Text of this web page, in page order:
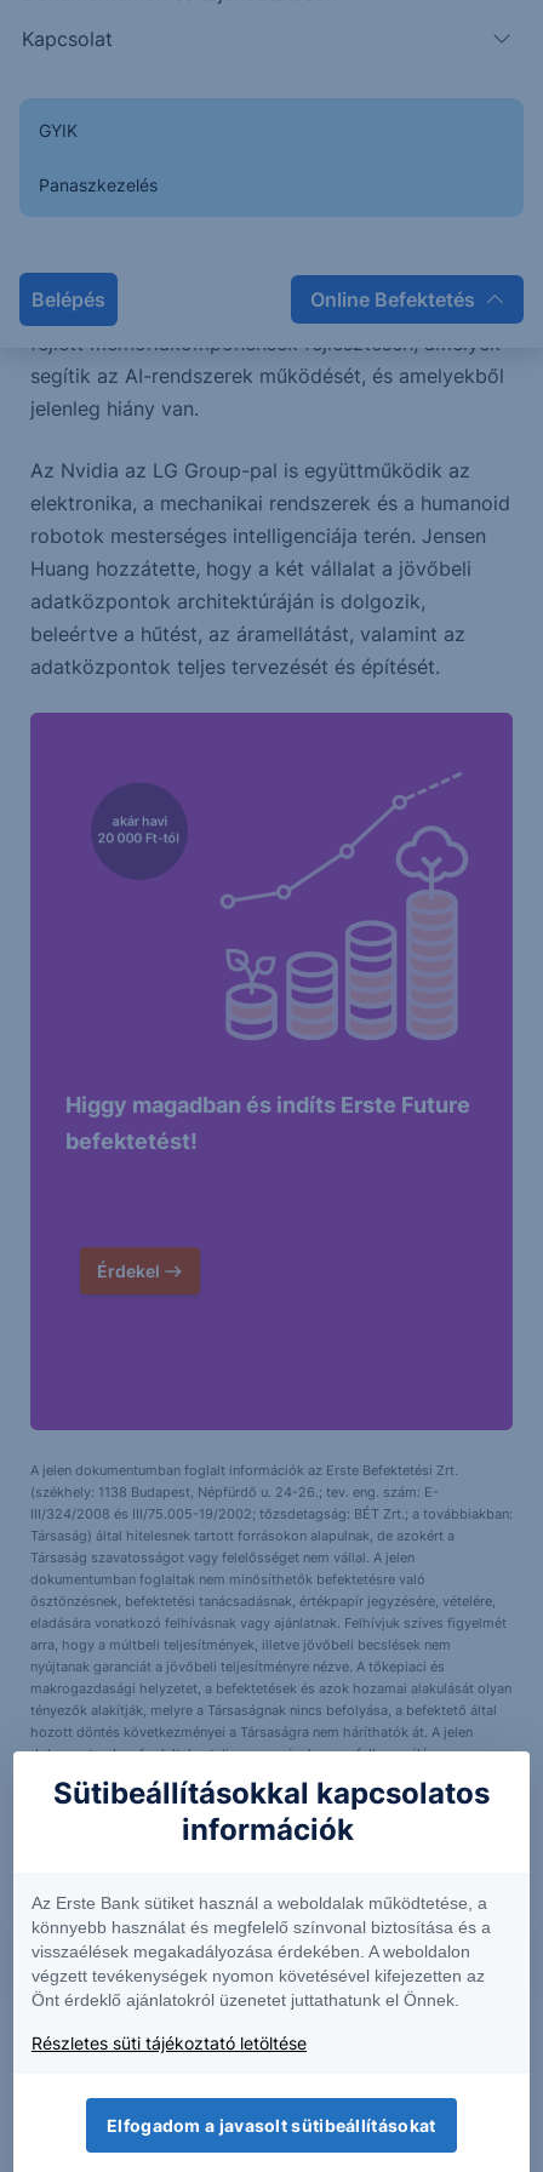
Kapcsolat
GYIK
Panaszkezelés
Belépés Online Befektetés
a Naver, valamint a Doosan konglomerátum szintén
intelligencia adatközpontok kiépítéséhez.
partnerségre lép az Nvidiával a memóriamodulok
terén. A két vállalat a jövőben együttműködik olyan
fejlett memóriakomponensek fejlesztésén, amelyek
segítik az AI-rendszerek működését, és amelyekből
jelenleg hiány van.
Az Nvidia az LG Group-pal is együttműködik az
elektronika, a mechanikai rendszerek és a humanoid
robotok mesterséges intelligenciája terén. Jensen
Huang hozzátette, hogy a két vállalat a jövőbeli
adatközpontok architektúráján is dolgozik,
beleértve a hűtést, az áramellátást, valamint az
adatközpontok teljes tervezését és építését.
Higgy magadban és indíts Erste Future
befektetést!
Érdekel
A jelen dokumentumban foglalt információk az Erste Befektetési Zrt.
(székhely: 1138 Budapest, Népfürdő u. 24-26.; tev. eng. szám: E-
III/324/2008 és III/75.005-19/2002; tőzsdetagság: BÉT Zrt.; a továbbiakban:
Társaság) által hitelesnek tartott forrásokon alapulnak, de azokért a
Társaság szavatosságot vagy felelősséget nem vállal. A jelen
dokumentumban foglaltak nem minősíthetők befektetésre való
ösztönzésnek, befektetési tanácsadásnak, értékpapír jegyzésére, vételére,
eladására vonatkozó felhívásnak vagy ajánlatnak. Felhívjuk szíves figyelmét
arra, hogy a múltbeli teljesítmények, illetve jövőbeli becslések nem
nyújtanak garanciát a jövőbeli teljesítményre nézve. A tőkepiaci és
makrogazdasági helyzetet, a befektetések és azok hozamai alakulását olyan
tényezők alakítják, melyre a Társaságnak nincs befolyása, a befektető által
hozott döntés következményei a Társaságra nem háríthatók át. A jelen
dokumentumban foglaltak – teljes vagy részleges – felhasználása,
előzetes írásos engedélyével lehetséges. A jelen dokumentumban foglaltak
kiadásuk időpontjában érvényesek. További részletek:
Dokumentumok – Erste Marketoldalon, illetve a Társaság ügyletek előtti
Sütibeállításokkal kapcsolatos
információk
Az Erste Bank sütiket használ a weboldalak működtetése, a
könnyebb használat és megfelelő színvonal biztosítása és a
visszaélések megakadályozása érdekében. A weboldalon
végzett tevékenységek nyomon követésével kifejezetten az
Önt érdeklő ajánlatokról üzenetet juttathatunk el Önnek.
Részletes süti tájékoztató letöltése
Elfogadom a javasolt sütibeállításokat